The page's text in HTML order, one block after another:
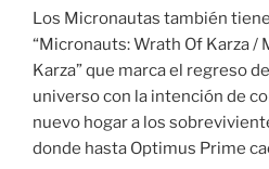
Los Micronautas también
“Micronauts: Wrath Of Karza /
Karza” que marca el regreso
universo con la intención de
nuevo hogar a los
donde hasta Optimus Prime